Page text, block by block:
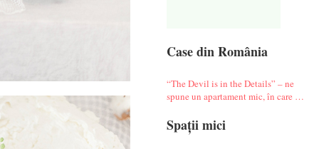
Case din România
“The Devil is in the Details” – ne
spune un apartament mic, în care te
Spații mici